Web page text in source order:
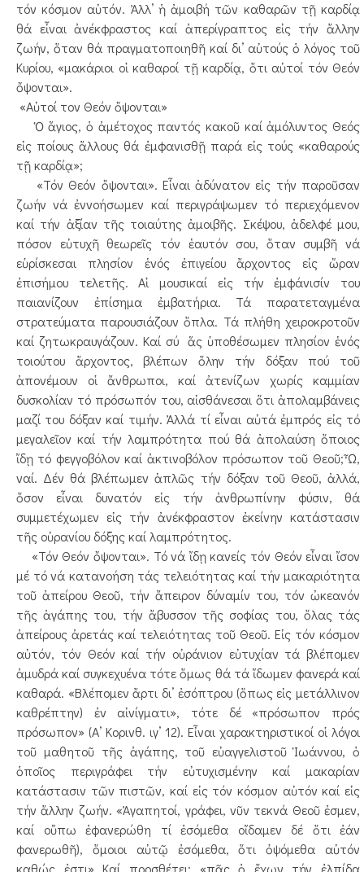
τόν κόσμον αὐτόν. Ἀλλ’ ἡ ἀμοιβή τῶν καθαρῶν τῇ καρδίᾳ
θά εἶναι ἀνέκφραστος καί ἀπερίγραπτος εἰς τήν ἄλλην
ζωήν, ὅταν θά πραγματοποιηθῆ καί δι’ αὐτούς ὁ λόγος τοῦ
Κυρίου, «μακάριοι οἱ καθαροί τῇ καρδίᾳ, ὅτι αὐτοί τόν Θεόν
ὄψονται».
«Αὐτοί τον Θεόν ὄψονται»
Ὁ ἅγιος, ὁ ἀμέτοχος παντός κακοῦ καί ἀμόλυντος Θεός
εἰς ποίους ἄλλους θά ἐμφανισθῇ παρά εἰς τούς «καθαρούς
τῇ καρδίᾳ»;
«Τόν Θεόν ὄψονται». Εἶναι ἀδύνατον εἰς τήν παροῦσαν
ζωήν νά ἐννοήσωμεν καί περιγράψωμεν τό περιεχόμενον
καί τήν ἀξίαν τῆς τοιαύτης ἀμοιβῆς. Σκέψου, ἀδελφέ μου,
πόσον εὐτυχῆ θεωρεῖς τόν ἑαυτόν σου, ὅταν συμβῆ νά
εὑρίσκεσαι πλησίον ἑνός ἐπιγείου ἄρχοντος εἰς ὥραν
ἐπισήμου τελετῆς. Αἱ μουσικαί εἰς τήν ἐμφάνισίν του
παιανίζουν ἐπίσημα ἐμβατήρια. Τά παρατεταγμένα
στρατεύματα παρουσιάζουν ὅπλα. Τά πλήθη χειροκροτοῦν
καί ζητωκραυγάζουν. Καί σύ ἅς ὑποθέσωμεν πλησίον ἑνός
τοιούτου ἄρχοντος, βλέπων ὅλην τήν δόξαν πού τοῦ
ἀπονέμουν οἱ ἄνθρωποι, καί ἀτενίζων χωρίς καμμίαν
δυσκολίαν τό πρόσωπόν του, αἰσθάνεσαι ὅτι ἀπολαμβάνεις
μαζί του δόξαν καί τιμήν. Ἀλλά τί εἶναι αὐτά ἐμπρός εἰς τό
μεγαλεῖον καί τήν λαμπρότητα πού θά ἀπολαύση ὅποιος
ἴδῃ τό φεγγοβόλον καί ἀκτινοβόλον πρόσωπον τοῦ Θεοῦ; Ὦ,
ναί. Δέν θά βλέπωμεν ἁπλῶς τήν δόξαν τοῦ Θεοῦ, ἀλλά,
ὅσον εἶναι δυνατόν εἰς τήν ἀνθρωπίνην φύσιν, θά
συμμετέχωμεν εἰς τήν ἀνέκφραστον ἐκείνην κατάστασιν
τῆς οὐρανίου δόξης καί λαμπρότητος.
«Τόν Θεόν ὄψονται». Τό νά ἴδῃ κανείς τόν Θεόν εἶναι ἴσον
μέ τό νά κατανοήση τάς τελειότητας καί τήν μακαριότητα
τοῦ ἀπείρου Θεοῦ, τήν ἄπειρον δύναμίν του, τόν ὠκεανόν
τῆς ἀγάπης του, τήν ἄβυσσον τῆς σοφίας του, ὅλας τάς
ἀπείρους ἀρετάς καί τελειότητας τοῦ Θεοῦ. Εἰς τόν κόσμον
αὐτόν, τόν Θεόν καί τήν οὐράνιον εὐτυχίαν τά βλέπομεν
ἀμυδρά καί συγκεχυένα τότε ὅμως θά τά ἴδωμεν φανερά καί
καθαρά. «Βλέπομεν ἄρτι δι’ ἐσόπτρου (ὅπως εἰς μετάλλινον
καθρέπτην) ἐν αἰνίγματι», τότε δέ «πρόσωπον πρός
πρόσωπον» (Α’ Κορινθ. ιγ’ 12). Εἶναι χαρακτηριστικοί οἱ λόγοι
τοῦ μαθητοῦ τῆς ἀγάπης, τοῦ εὐαγγελιστοῦ Ἰωάννου, ὁ
ὁποῖος περιγράφει τήν εὐτυχισμένην καί μακαρίαν
κατάστασιν τῶν πιστῶν, καί εἰς τόν κόσμον αὐτόν καί εἰς
τήν ἄλλην ζωήν. «Ἀγαπητοί, γράφει, νῦν τεκνά Θεοῦ ἐσμεν,
καί οὔπω ἐφανερώθη τί ἐσόμεθα οἴδαμεν δέ ὅτι ἐάν
φανερωθῆ), ὅμοιοι αὐτῷ ἐσόμεθα, ὅτι ὀψόμεθα αὐτόν
καθώς ἐστι» Καί προσθέτει: «πᾶς ὁ ἔχων τήν ἐλπίδα